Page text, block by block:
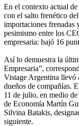
En el contexto actual
con el salto frenético
importaciones frenadas
pesimismo entre los
empresaria: bajó 16
Así lo demuestra la
Empresaria”,
Vistage Argentina llevó
dueños de compañías.
11 de julio, en medio
de Economía Martín
Silvina Batakis,
siguiente.